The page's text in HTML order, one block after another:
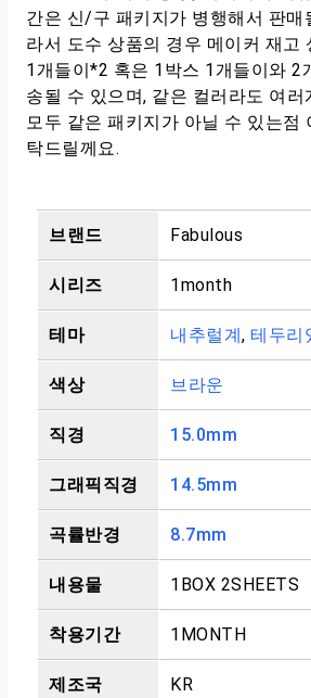
간은 신/구 패키지가 병행해서 판매
라서 도수 상품의 경우 메이커 재고
1개들이*2 혹은 1박스 1개들이와 2
송될 수 있으며, 같은 컬러라도 여러
모두 같은 패키지가 아닐 수 있는점
탁드릴께요.
브랜드 Fabulous
시리즈 1month
테마 내추럴계, 테두리
색상 브라운
직경 15.0mm
그래픽직경 14.5mm
곡률반경 8.7mm
내용물 1BOX 2SHEETS
착용기간 1MONTH
제조국 KR